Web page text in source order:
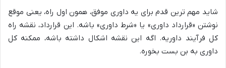
شاید مهم ترین قدم برای یه داوری موفق، همون اول راه، یعنی موقع
نوشتن «قرارداد داوری» یا «شرط داوری» باشه. این قرارداد، نقشه راه
کل فرآیند داوریه. اگه این نقشه اشکال داشته باشه، ممکنه کل
داوری به بن بست بخوره.